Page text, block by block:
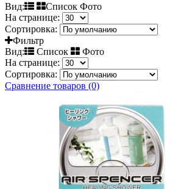
Вид:
Список Фото
На странице:
Сортировка:
Фильтр
Вид:
Список
Фото
На странице:
Сортировка:
Сравнение товаров (0)